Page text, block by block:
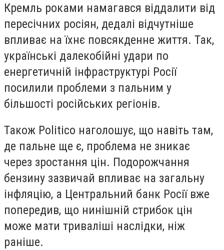
Кремль роками намагався віддалити від
пересічних росіян, дедалі відчутніше
впливає на їхнє повсякденне життя. Так,
українські далекобійні удари по
енергетичній інфраструктурі Росії
посилили проблеми з пальним у
більшості російських регіонів.
Також Politico наголошує, що навіть там,
де пальне ще є, проблема не зникає
через зростання цін. Подорожчання
бензину зазвичай впливає на загальну
інфляцію, а Центральний банк Росії вже
попередив, що нинішній стрибок цін
може мати триваліші наслідки, ніж
раніше.